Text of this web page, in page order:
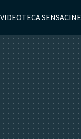
VIDEOTECA SENSACINE